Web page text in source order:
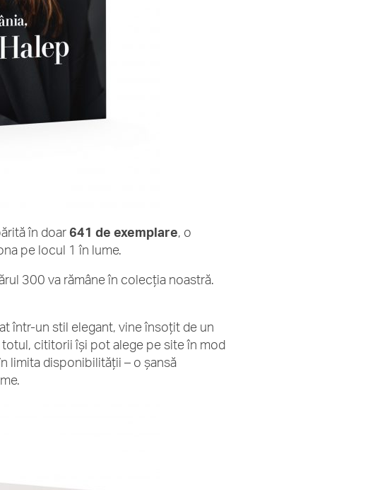
în doar 641 de exemplare, o
pe locul 1 în lume.
300 va rămâne în colecția noastră.
într-un stil elegant, vine însoțit de un
cititorii își pot alege pe site în mod
limita disponibilității – o șansă